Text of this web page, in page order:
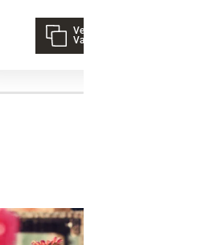
Verschiedene
Varianten